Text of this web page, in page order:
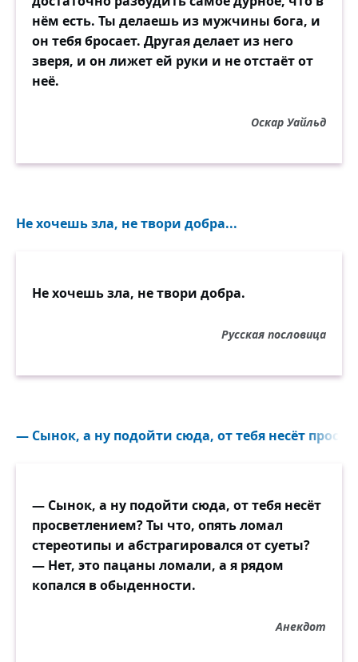
нём есть. Ты делаешь из мужчины бога, и
он тебя бросает. Другая делает из него
зверя, и он лижет ей руки и не отстаёт от
неё.
Оскар Уайльд
Не хочешь зла, не твори добра...
Не хочешь зла, не твори добра.
Русская пословица
— Сынок, а ну подойти сюда, от тебя несёт
— Сынок, а ну подойти сюда, от тебя несёт
просветлением? Ты что, опять ломал
стереотипы и абстрагировался от суеты?
— Нет, это пацаны ломали, а я рядом
копался в обыденности.
Анекдот